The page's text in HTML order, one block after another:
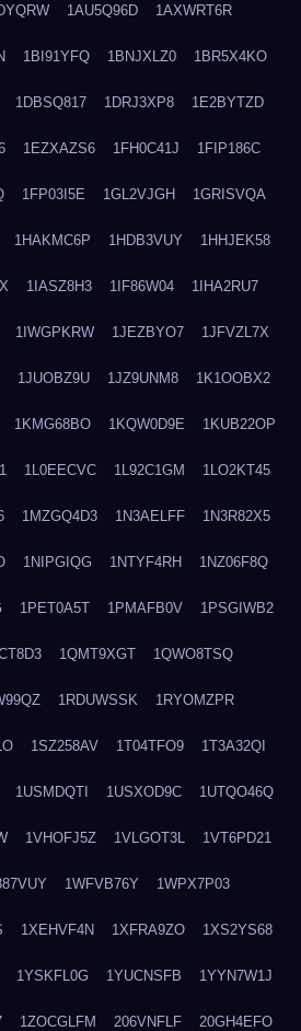
1AU5Q96D 1AXWRT6R
1BI91YFQ 1BNJXLZ0 1BR5X4KO
1DBSQ817 1DRJ3XP8 1E2BYTZD
1EZXAZS6 1FH0C41J 1FIP186C
1FP03I5E 1GL2VJGH 1GRISVQA
1HAKMC6P 1HDB3VUY 1HHJEK58
1IASZ8H3 1IF86W04 1IHA2RU7
1IWGPKRW 1JEZBYO7 1JFVZL7X
1JUOBZ9U 1JZ9UNM8 1K1OOBX2
1KMG68BO 1KQW0D9E 1KUB22OP
1L0EECVC 1L92C1GM 1LO2KT45
1MZGQ4D3 1N3AELFF 1N3R82X5
1NIPGIQG 1NTYF4RH 1NZ06F8Q
1PET0A5T 1PMAFB0V 1PSGIWB2
1QMT9XGT 1QWO8TSQ
1RDUWSSK 1RYOMZPR
1SZ258AV 1T04TFO9 1T3A32QI
1USMDQTI 1USXOD9C 1UTQO46Q
1VHOFJ5Z 1VLGOT3L 1VT6PD21
1WFVB76Y 1WPX7P03
1XEHVF4N 1XFRA9ZO 1XS2YS68
1YSKFL0G 1YUCNSFB 1YYN7W1J
1ZOCGLFM 206VNFLF 20GH4EFO